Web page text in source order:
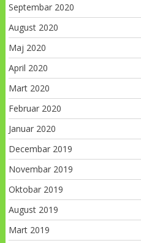
Septembar 2020
August 2020
Maj 2020
April 2020
Mart 2020
Februar 2020
Januar 2020
Decembar 2019
Novembar 2019
Oktobar 2019
August 2019
Mart 2019